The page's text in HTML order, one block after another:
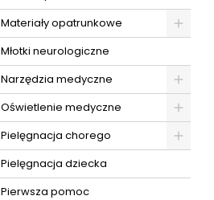
Materiały opatrunkowe
Młotki neurologiczne
Narzędzia medyczne
Oświetlenie medyczne
Pielęgnacja chorego
Pielęgnacja dziecka
Pierwsza pomoc